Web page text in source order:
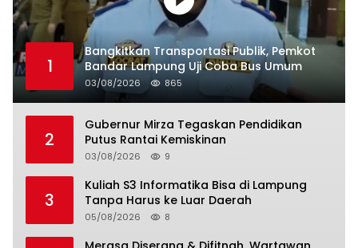
1
Bangkitkan Transportasi Publik, Pemkot
Bandar Lampung Uji Coba Bus Umum
03/08/2026 865
2
Gubernur Mirza Tegaskan Pendidikan
Putus Rantai Kemiskinan
03/08/2026 9
3
Kuliah S3 Informatika Bisa di Lampung
Tanpa Harus ke Luar Daerah
05/08/2026 8